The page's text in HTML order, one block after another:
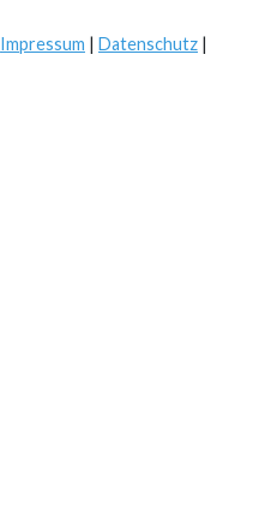
Impressum | Datenschutz |